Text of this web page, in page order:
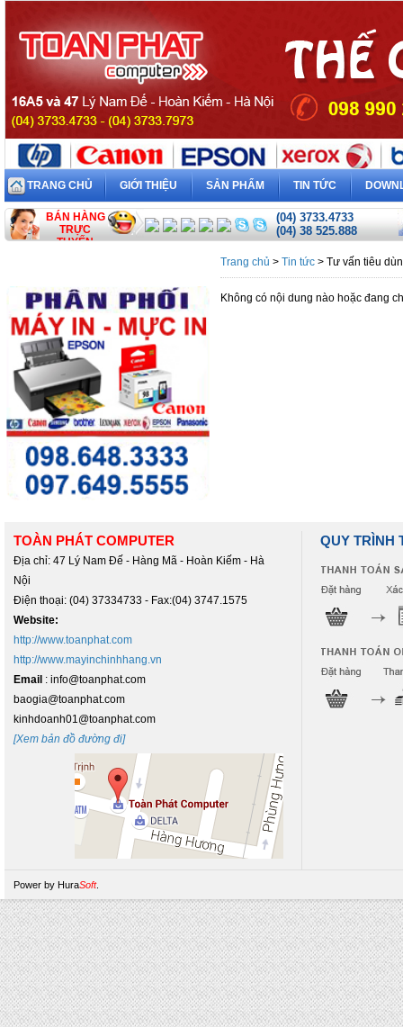
TRANG CHỦ GIỚI THIỆU SẢN PHẨM TIN TỨC
BÁN HÀNG
TRỰC
TUYẾN
(04) 3733.4733
(04) 38 525.888
Trang chủ > Tin tức > Tư vấn tiêu
Không có nội dung nào hoặc đang
TOÀN PHÁT COMPUTER
Địa chỉ: 47 Lý Nam Đế - Hàng Mã - Hoàn Kiếm - Hà
Nội
Điện thoại: (04) 37334733 - Fax:(04) 3747.1575
Website:
http://www.toanphat.com
http://www.mayinchinhhang.vn
Email : info@toanphat.com
baogia@toanphat.com
kinhdoanh01@toanphat.com
[Xem bản đồ đường đi]
QUY TRÌNH
Power by HuraSoft.